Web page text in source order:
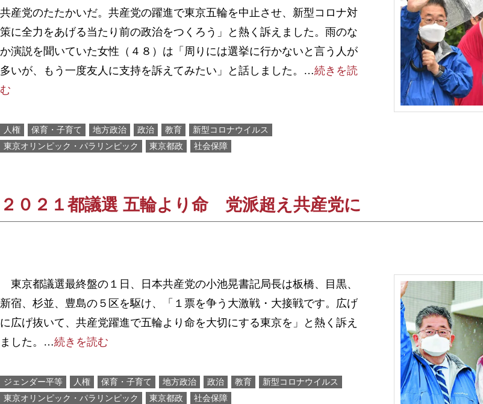
共産党のたたかいだ。共産党の躍進で東京五輪を中止させ、新型コロナ対
策に全力をあげる当たり前の政治をつくろう」と熱く訴えました。雨のな
か演説を聞いていた女性（４８）は「周りには選挙に行かないと言う人が
多いが、もう一度友人に支持を訴えてみたい」と話しました。…続きを読
む
人権 保育・子育て 地方政治 政治 教育
新型コロナウイルス
東京オリンピック・パラリンピック
東京都政 社会保障
２０２１都議選 五輪より命 党派超え共産党に
東京都議選最終盤の１日、日本共産党の小池晃書記局長は板橋、目黒、
新宿、杉並、豊島の５区を駆け、「１票を争う大激戦・大接戦です。広げ
に広げ抜いて、共産党躍進で五輪より命を大切にする東京を」と熱く訴え
ました。…続きを読む
ジェンダー平等 人権 保育・子育て 地方政治 政治 教育
新型コロナウイルス
東京オリンピック・パラリンピック
東京都政 社会保障